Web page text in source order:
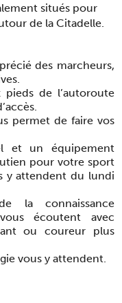
situés pour
de la Citadelle.
des marcheurs,
pieds de l’autoroute
permet de faire vos
et un équipement
pour votre sport
y attendent du lundi
la connaissance
écoutent avec
ou coureur plus
vous y attendent.